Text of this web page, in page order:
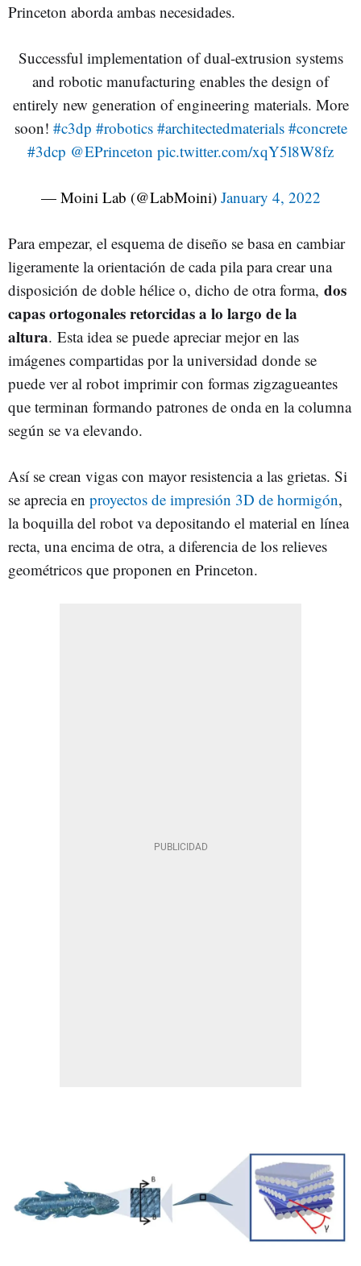
Princeton aborda ambas necesidades.
Successful implementation of dual-extrusion systems
and robotic manufacturing enables the design of
entirely new generation of engineering materials. More
soon! #c3dp #robotics #architectedmaterials #concrete
#3dcp @EPrinceton pic.twitter.com/xqY5l8W8fz
— Moini Lab (@LabMoini) January 4, 2022
Para empezar, el esquema de diseño se basa en cambiar
ligeramente la orientación de cada pila para crear una
disposición de doble hélice o, dicho de otra forma, dos
capas ortogonales retorcidas a lo largo de la
altura. Esta idea se puede apreciar mejor en las
imágenes compartidas por la universidad donde se
puede ver al robot imprimir con formas zigzagueantes
que terminan formando patrones de onda en la columna
según se va elevando.
Así se crean vigas con mayor resistencia a las grietas. Si
se aprecia en proyectos de impresión 3D de hormigón,
la boquilla del robot va depositando el material en línea
recta, una encima de otra, a diferencia de los relieves
geométricos que proponen en Princeton.